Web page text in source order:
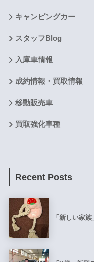
キャンピングカー
スタッフBlog
入庫車情報
成約情報・買取情報
移動販売車
買取強化車種
Recent Posts
「新しい家族」